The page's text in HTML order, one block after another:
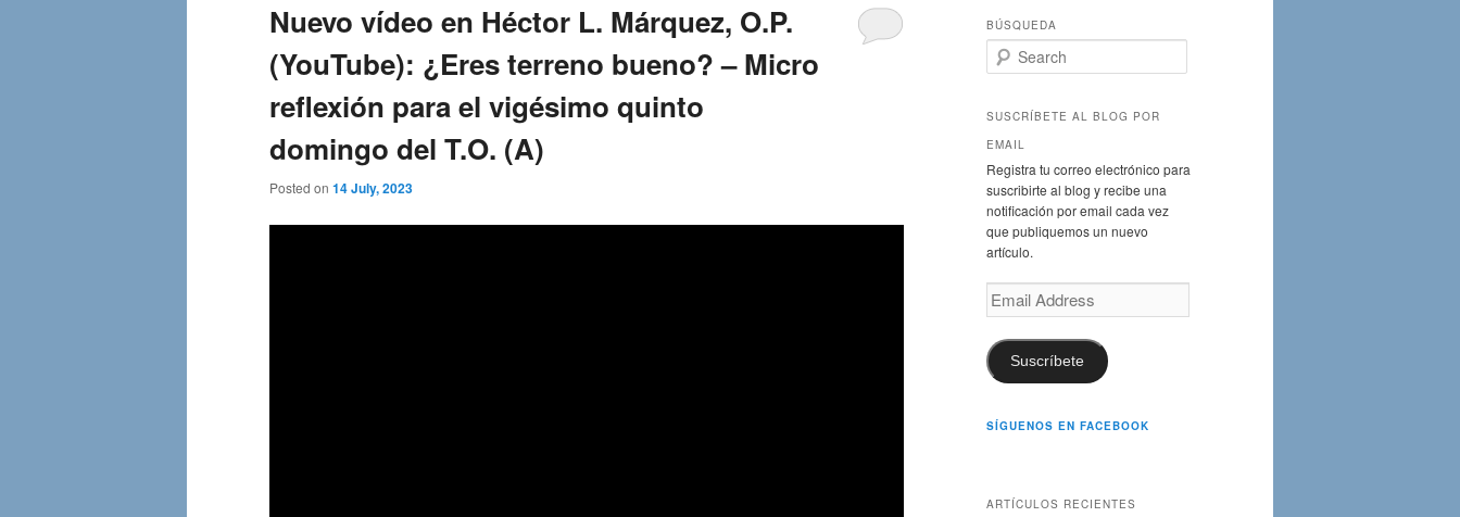
Nuevo vídeo en Héctor L. Márquez, O.P.
(YouTube): ¿Eres terreno bueno? – Micro
reflexión para el vigésimo quinto
domingo del T.O. (A)
Posted on 14 July, 2023
BÚSQUEDA
e
r
h
SUSCRÍBETE AL BLOG POR
EMAIL
Registra tu correo electrónico para
suscribirte al blog y recibe una
notificación por email cada vez
que publiquemos un nuevo
artículo.
Email
Address
Suscríbete
SÍGUENOS EN FACEBOOK
ARTÍCULOS RECIENTES